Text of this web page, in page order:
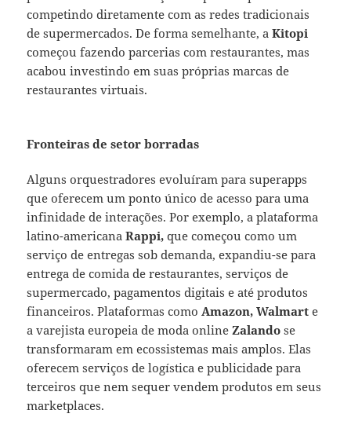
competindo diretamente com as redes tradicionais
de supermercados. De forma semelhante, aKitopi
começou fazendo parcerias com restaurantes, mas
acabou investindo em suas próprias marcas de
restaurantes virtuais.
Fronteiras de setor borradas
Alguns orquestradores evoluíram para superapps
que oferecem um ponto único de acesso para uma
infinidade de interações. Por exemplo, a plataforma
latino-americanaRappi, que começou como um
serviço de entregas sob demanda, expandiu-se para
entrega de comida de restaurantes, serviços de
supermercado, pagamentos digitais e até produtos
financeiros. Plataformas comoAmazon, Walmart e
a varejista europeia de moda onlineZalando se
transformaram em ecossistemas mais amplos. Elas
oferecem serviços de logística e publicidade para
terceiros que nem sequer vendem produtos em seus
marketplaces.